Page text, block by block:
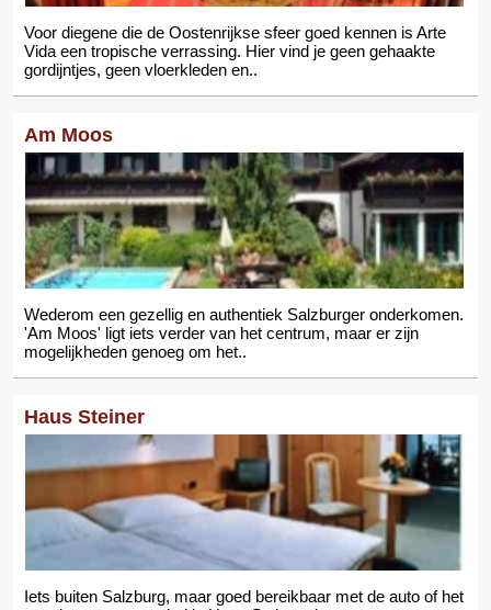
Voor diegene die de Oostenrijkse sfeer goed kennen is Arte
Vida een tropische verrassing. Hier vind je geen gehaakte
gordijntjes, geen vloerkleden en..
Am Moos
Wederom een gezellig en authentiek Salzburger onderkomen.
'Am Moos' ligt iets verder van het centrum, maar er zijn
mogelijkheden genoeg om het..
Haus Steiner
Iets buiten Salzburg, maar goed bereikbaar met de auto of het